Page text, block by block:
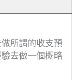
所謂的收支預
去做一個概略